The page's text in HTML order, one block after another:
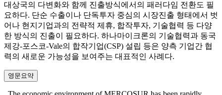
대상국의 다변화와 함께 진출방식에서의 패러다임 전환도 필
요하다. 단순 수출이나 단독투자 중심의 시장진출 형태에서 벗
어나 현지기업과의 전략적 제휴, 합작투자, 기술협력 등 다양
한 방식의 진출이 필요하다. 하나마이크론의 기술협력과 동국
제강-포스코-Vale의 합작기업(CSP) 설립 등은 양측 기업간 협
력의 새로운 가능성을 보여주는 대표적인 사례다.
영문요약